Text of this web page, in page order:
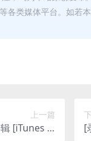
各类媒体平台。如若
上一篇
[iTunes Pl
[